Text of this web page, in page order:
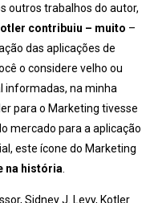
outros trabalhos do autor,
contribuiu – muito –
das aplicações de
o considere velho ou
informadas, na minha
para o Marketing tivesse
mercado para a aplicação
este ícone do Marketing
na história
Sidney J. Levy, Kotler